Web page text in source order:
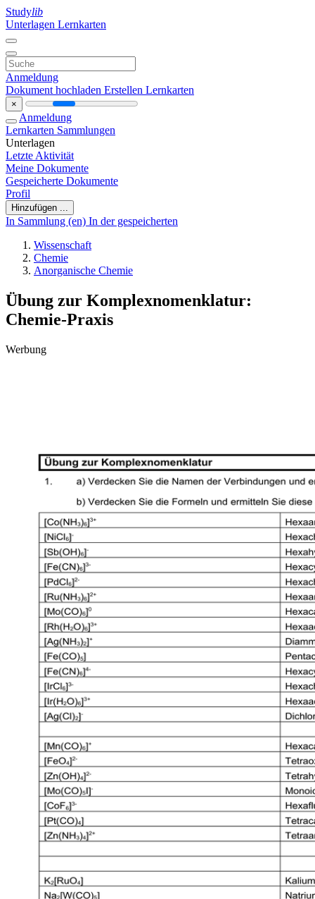
Studylib
Unterlagen Lernkarten
Anmeldung
Dokument hochladen Erstellen Lernkarten
×
Anmeldung
Lernkarten Sammlungen
Unterlagen
Letzte Aktivität
Meine Dokumente
Gespeicherte Dokumente
Profil
Hinzufügen ...
In Sammlung (en) In der gespeicherten
Wissenschaft
Chemie
Anorganische Chemie
Übung zur Komplexnomenklatur:
Chemie-Praxis
Werbung